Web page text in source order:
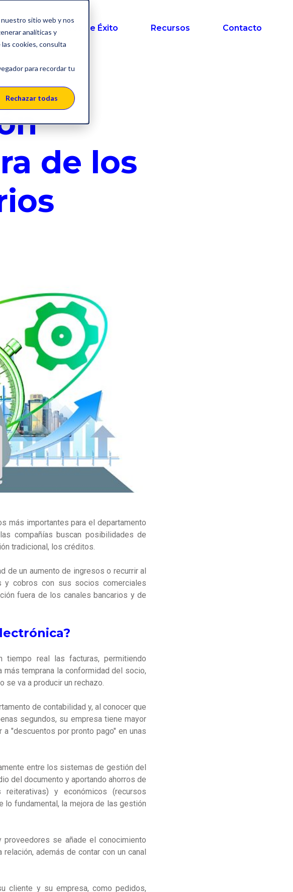
sitio web y nos
analíticas y
cookies, consulta
para recordar tu
Rechazar todas
Casos de Éxito Recursos Contacto
de los
más importantes para el departamento
compañías buscan posibilidades de
tradicional, los créditos.
de un aumento de ingresos o recurrir al
cobros con sus socios comerciales
fuera de los canales bancarios y de
tiempo real las facturas, permitiendo
temprana la conformidad del socio,
se va a producir un rechazo.
de contabilidad y, al conocer que
segundos, su empresa tiene mayor
"descuentos por pronto pago" en unas
entre los sistemas de gestión del
del documento y aportando ahorros de
reiterativas) y económicos (recursos
lo fundamental, la mejora de las gestión
se añade el conocimiento
además de contar con un canal
cliente y su empresa, como pedidos,